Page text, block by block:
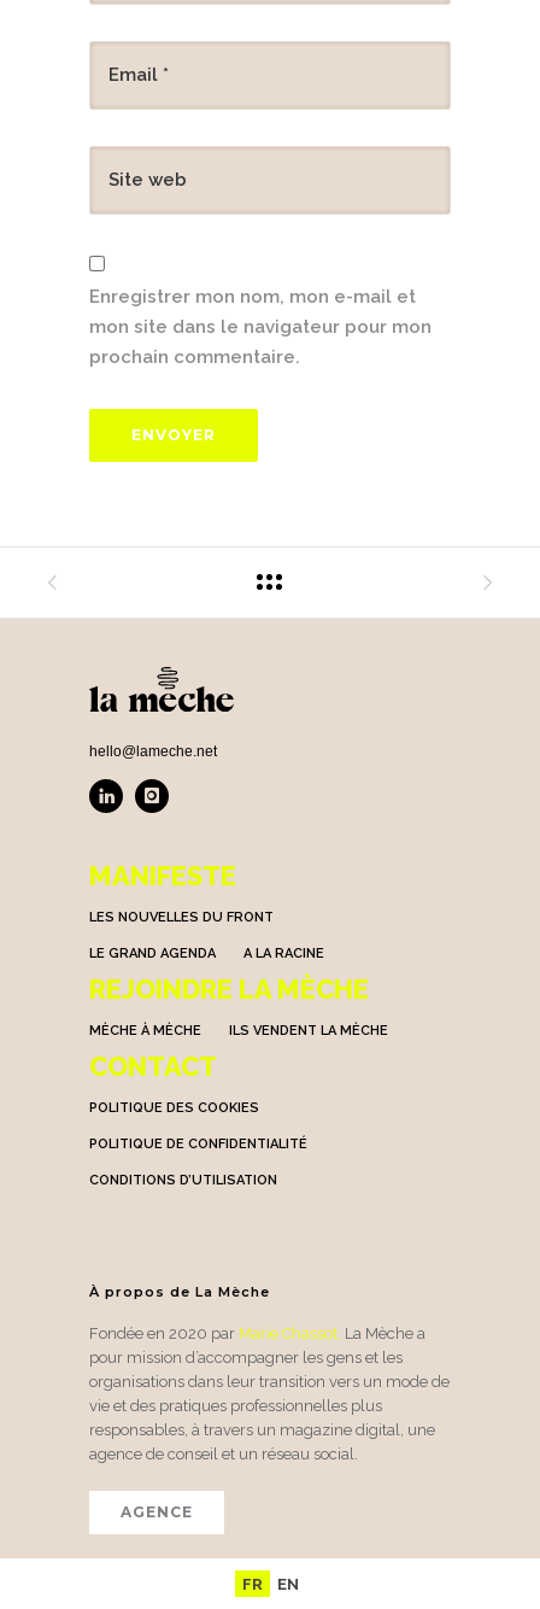
Enregistrer mon nom, mon e-mail et
mon site dans le navigateur pour mon
prochain commentaire.
hello@lameche.net
MANIFESTE
LES NOUVELLES DU FRONT
LE GRAND AGENDA A LA RACINE
REJOINDRE LA MÈCHE
MÈCHE À MÈCHE ILS VENDENT LA MÈCHE
CONTACT
POLITIQUE DES COOKIES
POLITIQUE DE CONFIDENTIALITÉ
CONDITIONS D’UTILISATION
À propos de La Mèche
Fondée en 2020 par Marie Chassot, La Mèche a
pour mission d’accompagner les gens et les
organisations dans leur transition vers un mode de
vie et des pratiques professionnelles plus
responsables, à travers un magazine digital, une
agence de conseil et un réseau social.
AGENCE
FR EN